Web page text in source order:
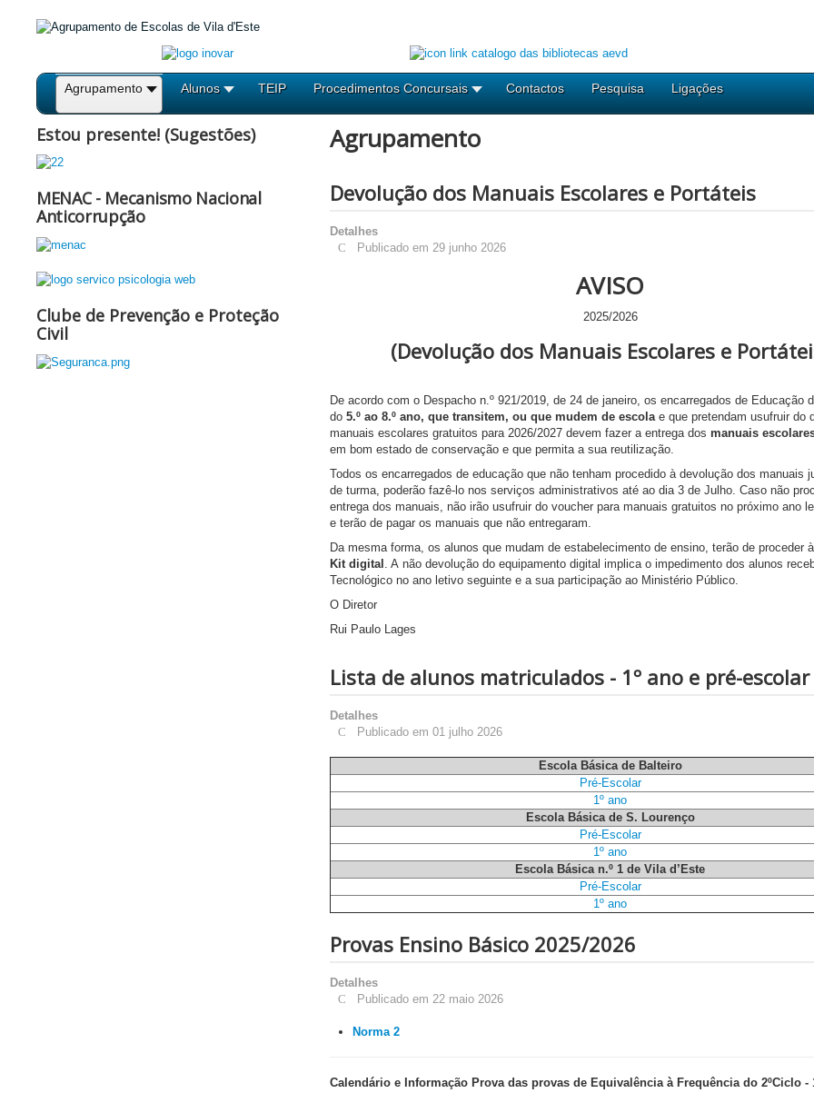
Agrupamento Alunos TEIP Procedimentos Concursais Contactos Pesquisa Ligações
Estou presente! (Sugestões)
MENAC - Mecanismo Nacional
Anticorrupção
Clube de Prevenção e Proteção
Civil
Agrupamento
Devolução dos Manuais Escolares e Portáteis
Detalhes
Publicado em 29 junho 2026
AVISO
2025/2026
(Devolução dos Manuais Escolares e
De acordo com o Despacho n.º 921/2019, de 24 de janeiro, os encarregados de Educação
do 5.º ao 8.º ano, que transitem, ou que mudem de escola e que pretendam usufruir do
manuais escolares gratuitos para 2026/2027 devem fazer a entrega dos manuais
em bom estado de conservação e que permita a sua reutilização.
Todos os encarregados de educação que não tenham procedido à devolução dos manuais
de turma, poderão fazê-lo nos serviços administrativos até ao dia 3 de Julho. Caso não
entrega dos manuais, não irão usufruir do voucher para manuais gratuitos no próximo ano
e terão de pagar os manuais que não entregaram.
Da mesma forma, os alunos que mudam de estabelecimento de ensino, terão de proceder
Kit digital . A não devolução do equipamento digital implica o impedimento dos alunos
Tecnológico no ano letivo seguinte e a sua participação ao Ministério Público.
O Diretor
Rui Paulo Lages
Lista de alunos matriculados - 1º ano e pré-escolar
Detalhes
Publicado em 01 julho 2026
Escola Básica de Balteiro
Pré-Escolar
1º ano
Escola Básica de S. Lourenço
Pré-Escolar
1º ano
Escola Básica n.º 1 de Vila d’Este
Pré-Escolar
1º ano
Provas Ensino Básico 2025/2026
Detalhes
Publicado em 22 maio 2026
Norma 2
Calendário e Informação Prova das provas de Equivalência à Frequência do 2ºCiclo -